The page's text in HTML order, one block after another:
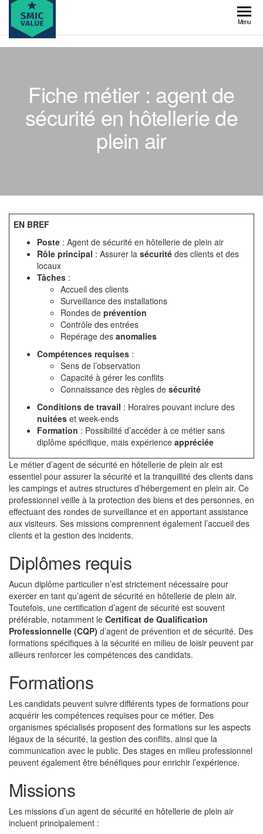
Skip
the
content
value
Menu
Fiche métier : agent de
sécurité en hôtellerie de
plein air
EN BREF
Poste : Agent de sécurité en hôtellerie de plein air
Rôle principal : Assurer la sécurité des clients et des
locaux
Tâches :
Accueil des clients
Surveillance des installations
Rondes de prévention
Contrôle des entrées
Repérage des anomalies
Compétences requises :
Sens de l’observation
Capacité à gérer les conflits
Connaissance des règles de sécurité
Conditions de travail : Horaires pouvant inclure des
nuitées et week-ends
Formation : Possibilité d’accéder à ce métier sans
diplôme spécifique, mais expérience appréciée
Le métier d’agent de sécurité en hôtellerie de plein air est
essentiel pour assurer la sécurité et la tranquillité des clients dans
les campings et autres structures d’hébergement en plein air. Ce
professionnel veille à la protection des biens et des personnes, en
effectuant des rondes de surveillance et en apportant assistance
aux visiteurs. Ses missions comprennent également l’accueil des
clients et la gestion des incidents.
Diplômes requis
Aucun diplôme particulier n’est strictement nécessaire pour
exercer en tant qu’agent de sécurité en hôtellerie de plein air.
Toutefois, une certification d’agent de sécurité est souvent
préférable, notamment le Certificat de Qualification
Professionnelle (CQP) d’agent de prévention et de sécurité. Des
formations spécifiques à la sécurité en milieu de loisir peuvent par
ailleurs renforcer les compétences des candidats.
Formations
Les candidats peuvent suivre différents types de formations pour
acquérir les compétences requises pour ce métier. Des
organismes spécialisés proposent des formations sur les aspects
légaux de la sécurité, la gestion des conflits, ainsi que la
communication avec le public. Des stages en milieu professionnel
peuvent également être bénéfiques pour enrichir l’expérience.
Missions
Les missions d’un agent de sécurité en hôtellerie de plein air
incluent principalement :